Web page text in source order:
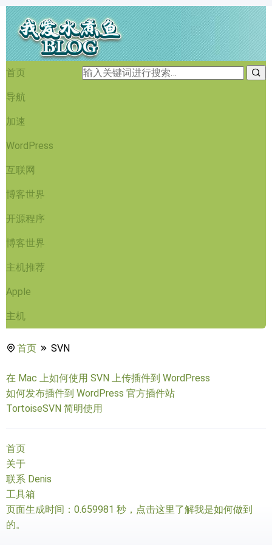
首页
导航
加速
WordPress
互联网
博客世界
开源程序
博客世界
主机推荐
Apple
主机
首页 SVN
在 Mac 上如何使用 SVN 上传插件到 WordPress
如何发布插件到 WordPress 官方插件站
TortoiseSVN 简明使用
首页
关于
联系 Denis
工具箱
页面生成时间：0.659981 秒， 点击这里了解我是如何做到
的。